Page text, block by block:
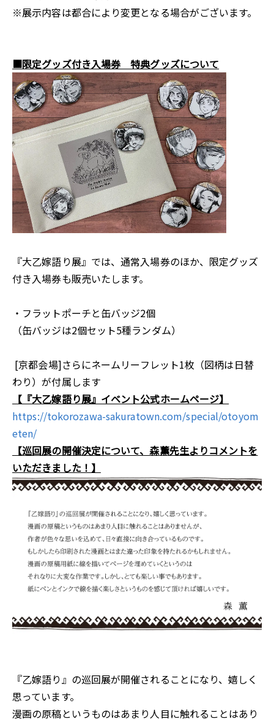
※展示内容は都合により変更となる場合がございます。
■限定グッズ付き入場券 特典グッズについて
『大乙嫁語り展』では、通常入場券のほか、限定グッズ
付き入場券も販売いたします。
・フラットポーチと缶バッジ2個
（缶バッジは2個セット5種ランダム）
[京都会場]さらにネームリーフレット1枚（図柄は日替
わり）が付属します
【『大乙嫁語り展』イベント公式ホームページ】
https://tokorozawa-sakuratown.com/special/otoyom
eten/
【巡回展の開催決定について、森薫先生よりコメントを
いただきました！】
『乙嫁語り』の巡回展が開催されることになり、嬉しく
思っています。
漫画の原稿というものはあまり人目に触れることはあり